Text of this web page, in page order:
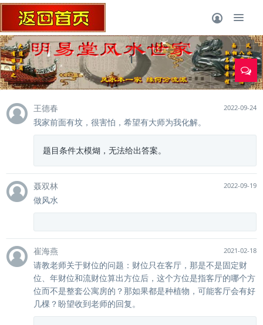
1
2022-09-24
王德春
我家前面有坟，很害怕，希望有大师为我化解。
题目条件太模煳，无法给出答案。
2022-09-19
聂双林
做风水
2021-02-18
崔海燕
请教老师关于财位的问题：财位只在客厅，那是不是固定财
位、年财位和流财位算出方位后，这个方位是指客厅的哪个方
位而不是整套公寓房的？那如果都是种植物，可能客厅会有好
几棵？盼望收到老师的回复。